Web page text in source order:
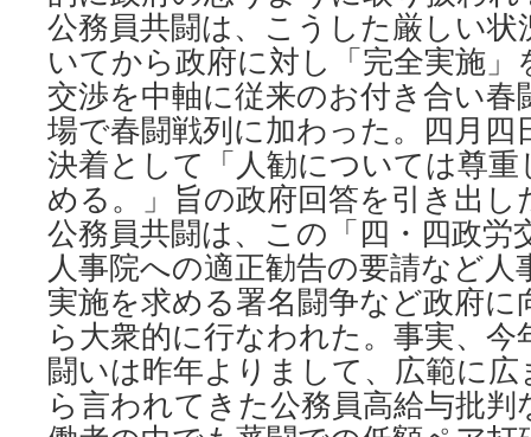
公務員共闘は、こうした厳しい状
いてから政府に対し「完全実施
交渉を中軸に従来のお付き合い
場で春闘戦列に加わった。四月四
決着として「人勧については尊
める。」旨の政府回答を引き出し
公務員共闘は、この「四・四政労
人事院への適正勧告の要請など
実施を求める署名闘争など政府
ら大衆的に行なわれた。事実、
闘いは昨年よりまして、広範に
ら言われてきた公務員高給与批